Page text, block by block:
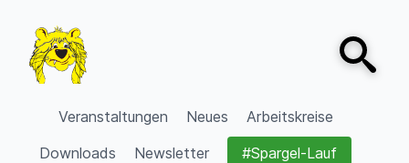
VVV Burgdorf
Veranstaltungen Neues
Arbeitskreise
Downloads
Newsletter #Spargel-Lauf
Open